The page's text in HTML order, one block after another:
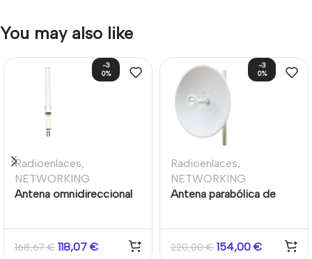
You may also like
-3
0%
Radioenlaces,
NETWORKING
Antena omnidireccional
168,67€ 118,07 €
-3
0%
Radioenlaces,
NETWORKING
Antena parabólica de
220,00€ 154,00 €